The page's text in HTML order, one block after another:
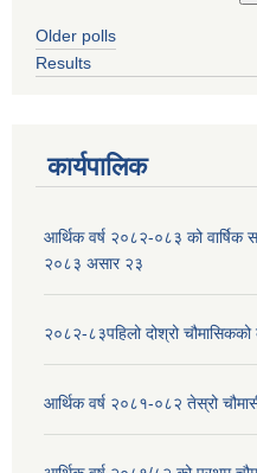
Older polls
Results
कार्यपालिक
आर्थिक वर्ष २०८२-०८३ को वार्षिक
२०८३ असार २३
२०८२-८३पहिलो दोश्रो
आर्थिक वर्ष २०८१-०८२ तेस्रो